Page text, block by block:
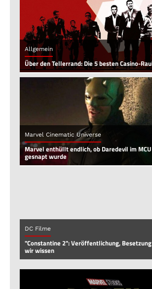
Allgemein
Über den Tellerrand: Die 5 besten Casino-
Marvel Cinematic Universe
Marvel enthüllt endlich, ob Daredevil im
gesnapt wurde
DC Filme
"Constantine 2": Veröffentlichung,
wir wissen